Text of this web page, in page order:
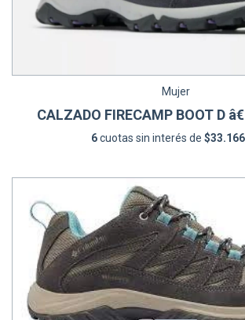
Mujer
CALZADO FIRECAMP BOOT D
6cuotas sin interés de